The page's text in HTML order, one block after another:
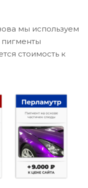
мы используем
пигменты
стоимость к